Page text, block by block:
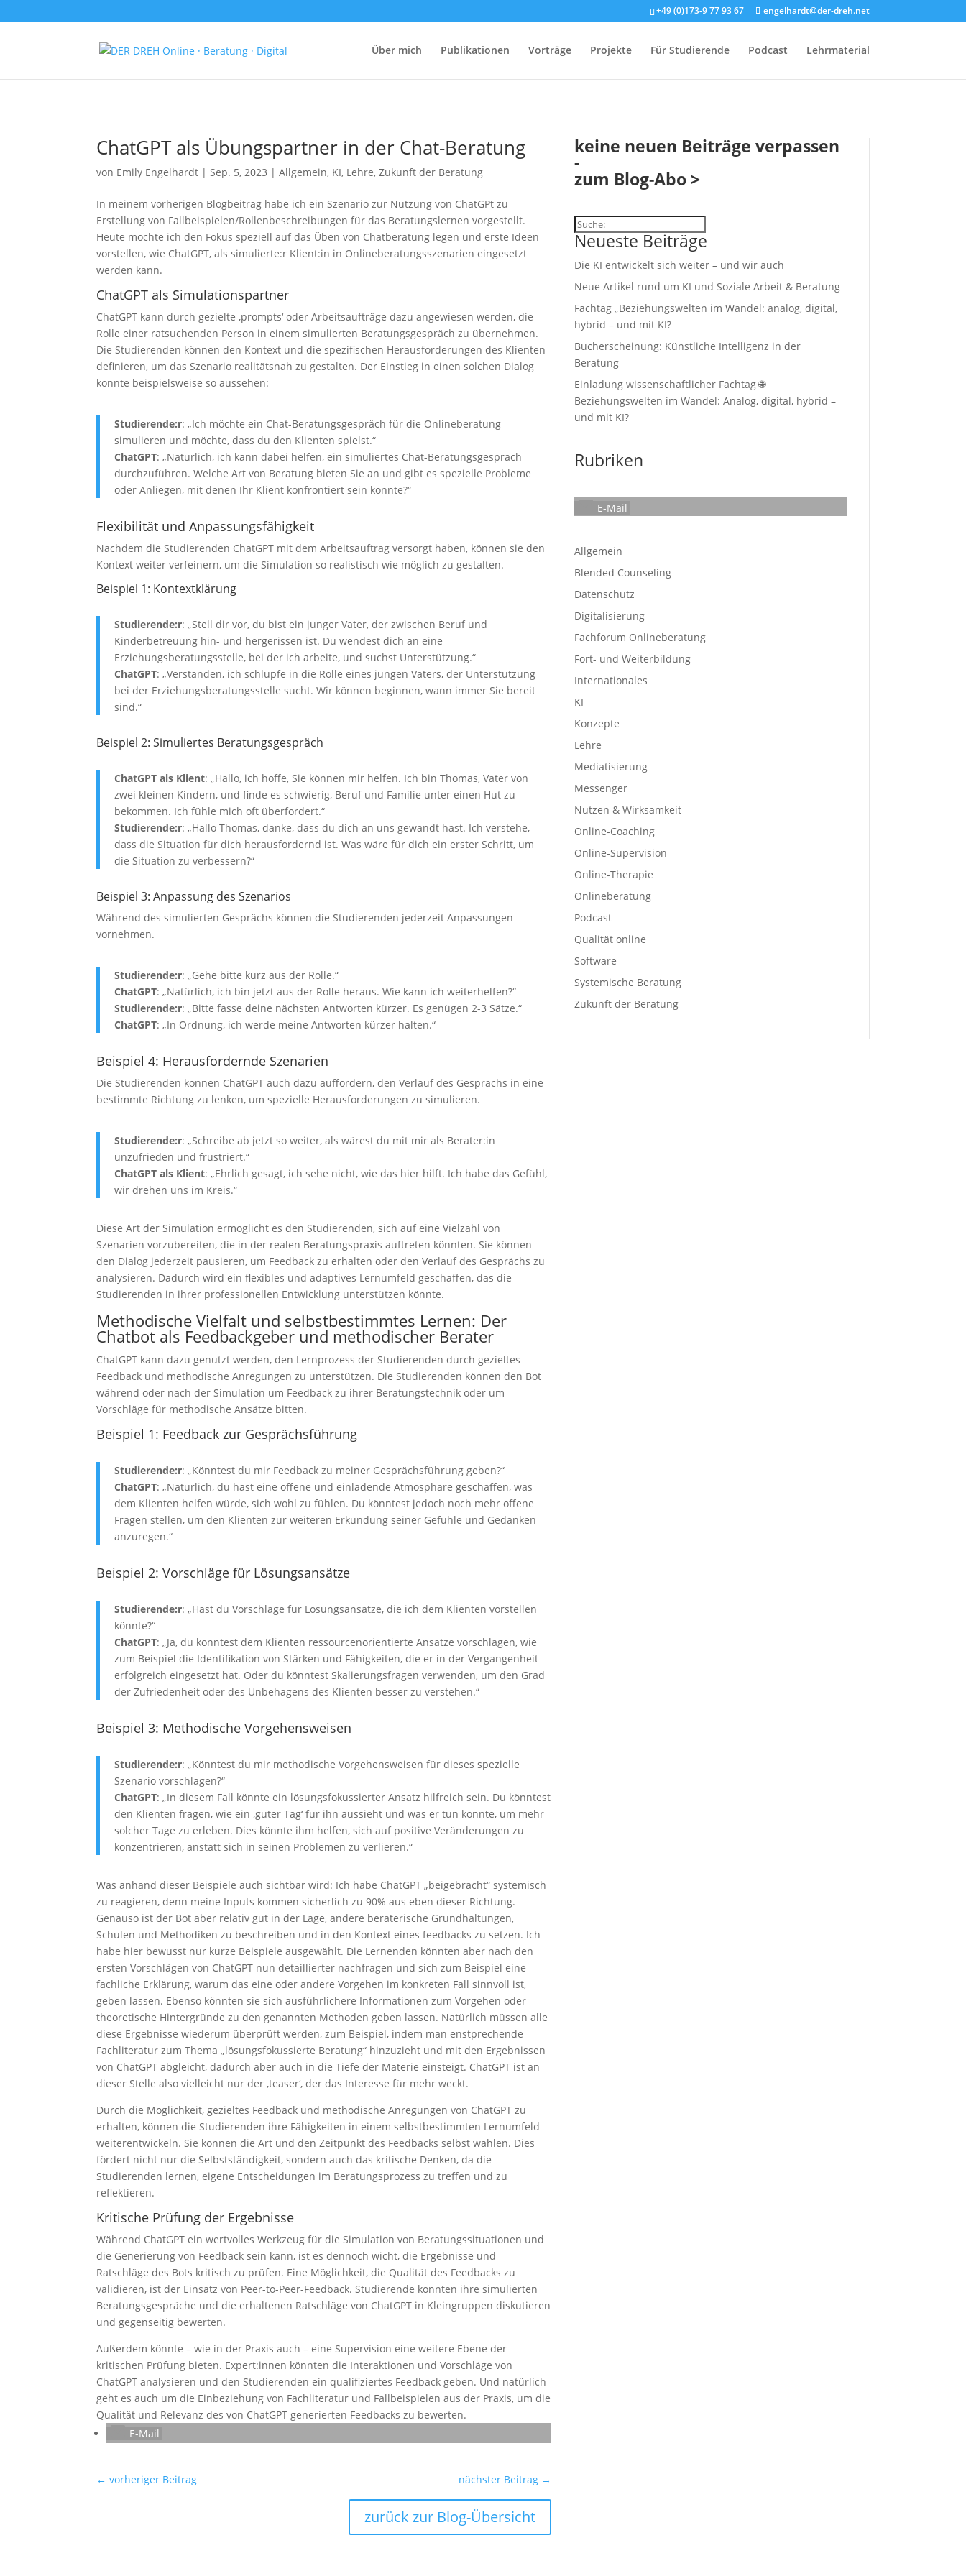
+49 (0)173-9 77 93 67 engelhardt@der-dreh.net
Über mich Publikationen Vorträge Projekte Für Studierende Podcast Lehrmaterial
ChatGPT als Übungspartner in der Chat-Beratung
von Emily Engelhardt | Sep. 5, 2023 |Allgemein, KI, Lehre,Zukunft der Beratung
In meinem vorherigen Blogbeitrag habe ich ein Szenario zur Nutzung von ChatGPt zu
Erstellung von Fallbeispielen/Rollenbeschreibungen für das Beratungslernen vorgestellt.
Heute möchte ich den Fokus speziell auf das Üben von Chatberatung legen und erste Ideen
vorstellen, wie ChatGPT, als simulierte:r Klient:in in Onlineberatungsszenarien eingesetzt
werden kann.
ChatGPT als Simulationspartner
ChatGPT kann durch gezielte ‚prompts‘ oder Arbeitsaufträge dazu angewiesen werden, die
Rolle einer ratsuchenden Person in einem simulierten Beratungsgespräch zu übernehmen.
Die Studierenden können den Kontext und die spezifischen Herausforderungen des Klienten
definieren, um das Szenario realitätsnah zu gestalten. Der Einstieg in einen solchen Dialog
könnte beispielsweise so aussehen:
Studierende:r: „Ich möchte ein Chat-Beratungsgespräch für die Onlineberatung
simulieren und möchte, dass du den Klienten spielst.“
ChatGPT: „Natürlich, ich kann dabei helfen, ein simuliertes Chat-Beratungsgespräch
durchzuführen. Welche Art von Beratung bieten Sie an und gibt es spezielle Probleme
oder Anliegen, mit denen Ihr Klient konfrontiert sein könnte?“
Flexibilität und Anpassungsfähigkeit
Nachdem die Studierenden ChatGPT mit dem Arbeitsauftrag versorgt haben, können sie den
Kontext weiter verfeinern, um die Simulation so realistisch wie möglich zu gestalten.
Beispiel 1: Kontextklärung
Studierende:r: „Stell dir vor, du bist ein junger Vater, der zwischen Beruf und
Kinderbetreuung hin- und hergerissen ist. Du wendest dich an eine
Erziehungsberatungsstelle, bei der ich arbeite, und suchst Unterstützung.“
ChatGPT: „Verstanden, ich schlüpfe in die Rolle eines jungen Vaters, der Unterstützung
bei der Erziehungsberatungsstelle sucht. Wir können beginnen, wann immer Sie bereit
sind.“
Beispiel 2: Simuliertes Beratungsgespräch
ChatGPT als Klient: „Hallo, ich hoffe, Sie können mir helfen. Ich bin Thomas, Vater von
zwei kleinen Kindern, und finde es schwierig, Beruf und Familie unter einen Hut zu
bekommen. Ich fühle mich oft überfordert.“
Studierende:r: „Hallo Thomas, danke, dass du dich an uns gewandt hast. Ich verstehe,
dass die Situation für dich herausfordernd ist. Was wäre für dich ein erster Schritt, um
die Situation zu verbessern?“
Beispiel 3: Anpassung des Szenarios
Während des simulierten Gesprächs können die Studierenden jederzeit Anpassungen
vornehmen.
Studierende:r: „Gehe bitte kurz aus der Rolle.“
ChatGPT: „Natürlich, ich bin jetzt aus der Rolle heraus. Wie kann ich weiterhelfen?“
Studierende:r: „Bitte fasse deine nächsten Antworten kürzer. Es genügen 2-3 Sätze.“
ChatGPT: „In Ordnung, ich werde meine Antworten kürzer halten.“
Beispiel 4: Herausfordernde Szenarien
Die Studierenden können ChatGPT auch dazu auffordern, den Verlauf des Gesprächs in eine
bestimmte Richtung zu lenken, um spezielle Herausforderungen zu simulieren.
Studierende:r: „Schreibe ab jetzt so weiter, als wärest du mit mir als Berater:in
unzufrieden und frustriert.“
ChatGPT als Klient: „Ehrlich gesagt, ich sehe nicht, wie das hier hilft. Ich habe das Gefühl,
wir drehen uns im Kreis.“
Diese Art der Simulation ermöglicht es den Studierenden, sich auf eine Vielzahl von
Szenarien vorzubereiten, die in der realen Beratungspraxis auftreten könnten. Sie können
den Dialog jederzeit pausieren, um Feedback zu erhalten oder den Verlauf des Gesprächs zu
analysieren. Dadurch wird ein flexibles und adaptives Lernumfeld geschaffen, das die
Studierenden in ihrer professionellen Entwicklung unterstützen könnte.
Methodische Vielfalt und selbstbestimmtes Lernen: Der
Chatbot als Feedbackgeber und methodischer Berater
ChatGPT kann dazu genutzt werden, den Lernprozess der Studierenden durch gezieltes
Feedback und methodische Anregungen zu unterstützen. Die Studierenden können den Bot
während oder nach der Simulation um Feedback zu ihrer Beratungstechnik oder um
Vorschläge für methodische Ansätze bitten.
Beispiel 1: Feedback zur Gesprächsführung
Studierende:r: „Könntest du mir Feedback zu meiner Gesprächsführung geben?“
ChatGPT: „Natürlich, du hast eine offene und einladende Atmosphäre geschaffen, was
dem Klienten helfen würde, sich wohl zu fühlen. Du könntest jedoch noch mehr offene
Fragen stellen, um den Klienten zur weiteren Erkundung seiner Gefühle und Gedanken
anzuregen.“
Beispiel 2: Vorschläge für Lösungsansätze
Studierende:r: „Hast du Vorschläge für Lösungsansätze, die ich dem Klienten vorstellen
könnte?“
ChatGPT: „Ja, du könntest dem Klienten ressourcenorientierte Ansätze vorschlagen, wie
zum Beispiel die Identifikation von Stärken und Fähigkeiten, die er in der Vergangenheit
erfolgreich eingesetzt hat. Oder du könntest Skalierungsfragen verwenden, um den Grad
der Zufriedenheit oder des Unbehagens des Klienten besser zu verstehen.“
Beispiel 3: Methodische Vorgehensweisen
Studierende:r: „Könntest du mir methodische Vorgehensweisen für dieses spezielle
Szenario vorschlagen?“
ChatGPT: „In diesem Fall könnte ein lösungsfokussierter Ansatz hilfreich sein. Du könntest
den Klienten fragen, wie ein ‚guter Tag‘ für ihn aussieht und was er tun könnte, um mehr
solcher Tage zu erleben. Dies könnte ihm helfen, sich auf positive Veränderungen zu
konzentrieren, anstatt sich in seinen Problemen zu verlieren.“
Was anhand dieser Beispiele auch sichtbar wird: Ich habe ChatGPT „beigebracht“ systemisch
zu reagieren, denn meine Inputs kommen sicherlich zu 90% aus eben dieser Richtung.
Genauso ist der Bot aber relativ gut in der Lage, andere beraterische Grundhaltungen,
Schulen und Methodiken zu beschreiben und in den Kontext eines feedbacks zu setzen. Ich
habe hier bewusst nur kurze Beispiele ausgewählt. Die Lernenden könnten aber nach den
ersten Vorschlägen von ChatGPT nun detaillierter nachfragen und sich zum Beispiel eine
fachliche Erklärung, warum das eine oder andere Vorgehen im konkreten Fall sinnvoll ist,
geben lassen. Ebenso könnten sie sich ausführlichere Informationen zum Vorgehen oder
theoretische Hintergründe zu den genannten Methoden geben lassen. Natürlich müssen alle
diese Ergebnisse wiederum überprüft werden, zum Beispiel, indem man enstprechende
Fachliteratur zum Thema „lösungsfokussierte Beratung“ hinzuzieht und mit den Ergebnissen
von ChatGPT abgleicht, dadurch aber auch in die Tiefe der Materie einsteigt. ChatGPT ist an
dieser Stelle also vielleicht nur der ‚teaser‘, der das Interesse für mehr weckt.
Durch die Möglichkeit, gezieltes Feedback und methodische Anregungen von ChatGPT zu
erhalten, können die Studierenden ihre Fähigkeiten in einem selbstbestimmten Lernumfeld
weiterentwickeln. Sie können die Art und den Zeitpunkt des Feedbacks selbst wählen. Dies
fördert nicht nur die Selbstständigkeit, sondern auch das kritische Denken, da die
Studierenden lernen, eigene Entscheidungen im Beratungsprozess zu treffen und zu
reflektieren.
Kritische Prüfung der Ergebnisse
Während ChatGPT ein wertvolles Werkzeug für die Simulation von Beratungssituationen und
die Generierung von Feedback sein kann, ist es dennoch wicht, die Ergebnisse und
Ratschläge des Bots kritisch zu prüfen. Eine Möglichkeit, die Qualität des Feedbacks zu
validieren, ist der Einsatz von Peer-to-Peer-Feedback. Studierende könnten ihre simulierten
Beratungsgespräche und die erhaltenen Ratschläge von ChatGPT in Kleingruppen diskutieren
und gegenseitig bewerten.
Außerdem könnte – wie in der Praxis auch – eine Supervision eine weitere Ebene der
kritischen Prüfung bieten. Expert:innen könnten die Interaktionen und Vorschläge von
ChatGPT analysieren und den Studierenden ein qualifiziertes Feedback geben. Und natürlich
geht es auch um die Einbeziehung von Fachliteratur und Fallbeispielen aus der Praxis, um die
Qualität und Relevanz des von ChatGPT generierten Feedbacks zu bewerten.
E-Mail
←vorheriger Beitrag nächster Beitrag→
zurück zur Blog-Übersicht
keine neuen Beiträge verpassen
-
zum Blog-Abo >
Suchen
Neueste Beiträge
Die KI entwickelt sich weiter – und wir auch
Neue Artikel rund um KI und Soziale Arbeit & Beratung
Fachtag „Beziehungswelten im Wandel: analog, digital,
hybrid – und mit KI?
Bucherscheinung: Künstliche Intelligenz in der
Beratung
Einladung wissenschaftlicher Fachtag 🌐
Beziehungswelten im Wandel: Analog, digital, hybrid –
und mit KI?
Rubriken
E-Mail
Allgemein
Blended Counseling
Datenschutz
Digitalisierung
Fachforum Onlineberatung
Fort- und Weiterbildung
Internationales
KI
Konzepte
Lehre
Mediatisierung
Messenger
Nutzen & Wirksamkeit
Online-Coaching
Online-Supervision
Online-Therapie
Onlineberatung
Podcast
Qualität online
Software
Systemische Beratung
Zukunft der Beratung